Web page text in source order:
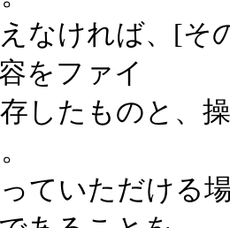
なければ、[
をファイ
したものと、
ていただける